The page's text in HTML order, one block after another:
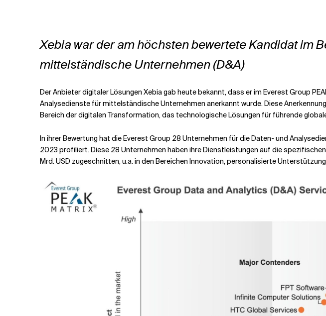
Xebia war der am höchsten bewertete Kandidat im
mittelständische Unternehmen (D&A)
Der Anbieter digitaler Lösungen Xebia gab heute bekannt, dass er im Everest Group
Analysedienste für mittelständische Unternehmen anerkannt wurde. Diese
Bereich der digitalen Transformation, das technologische Lösungen für führende
In ihrer Bewertung hat die Everest Group 28 Unternehmen für die Daten- und
2023 profiliert. Diese 28 Unternehmen haben ihre Dienstleistungen auf die
Mrd. USD zugeschnitten, u.a. in den Bereichen Innovation, personalisierte